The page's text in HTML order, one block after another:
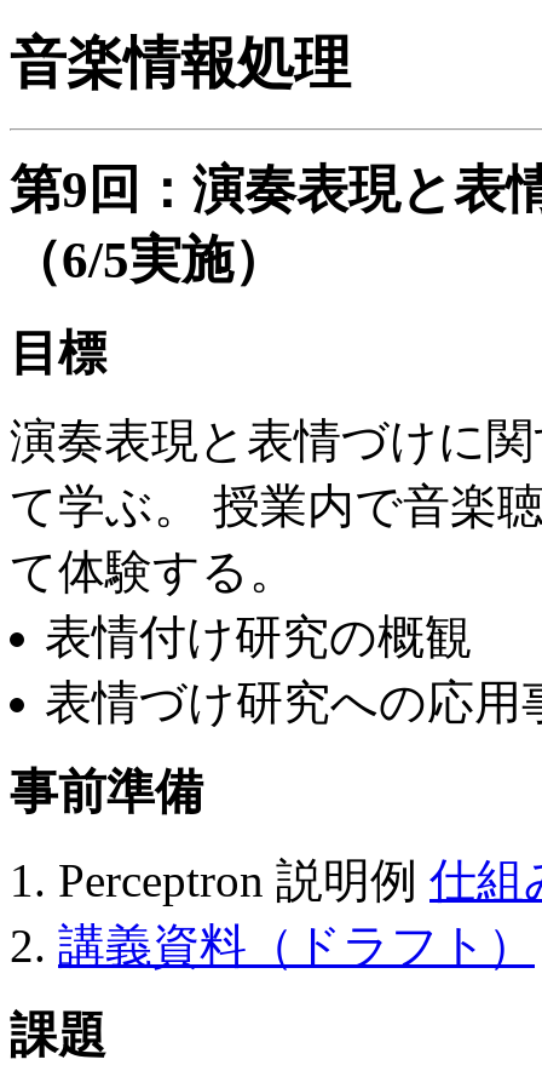
音楽情報処理
第9回：演奏表現と表
（6/5実施）
目標
演奏表現と表情づけに
て学ぶ。 授業内で音楽
て体験する。
表情付け研究の概観
表情づけ研究への応用
事前準備
Perceptron 説明例 仕組
講義資料（ドラフト）
課題